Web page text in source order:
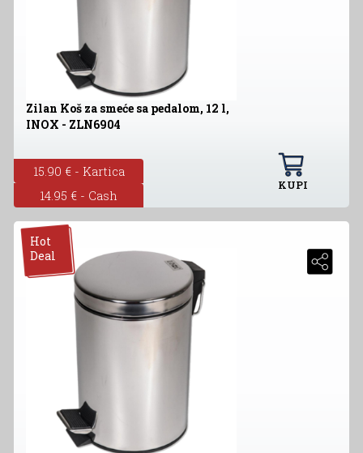
Zilan Koš za smeće sa pedalom, 12 l,
INOX - ZLN6904
15.90 € - Kartica
14.95 € - Cash
KUPI
Hot
Deal